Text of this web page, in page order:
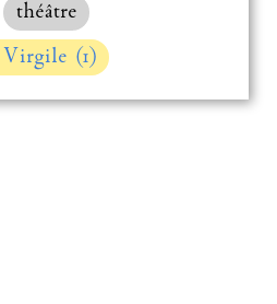
théâtre
(1)